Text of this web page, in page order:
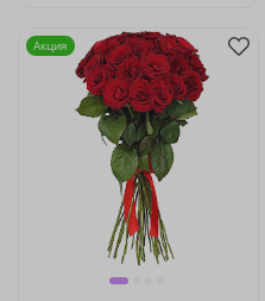
Акция